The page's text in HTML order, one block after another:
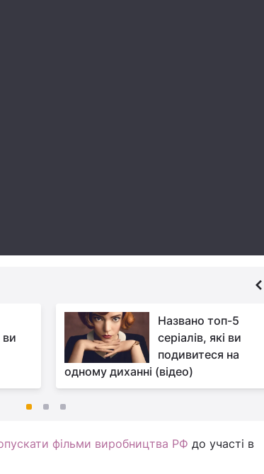
ви
Названо топ-5
серіалів, які ви
подивитеся на
одному диханні (відео)
фільми виробництва РФ до участі в